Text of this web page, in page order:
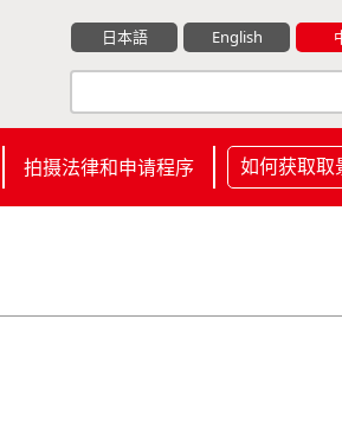
日本語 English
拍摄法律和申请程序 如何获取取